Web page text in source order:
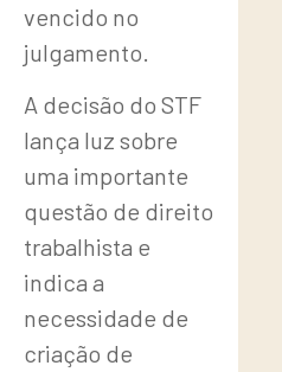
vencido no
julgamento.
A decisão do STF
lança luz sobre
uma importante
questão de direito
trabalhista e
indica a
necessidade de
criação de